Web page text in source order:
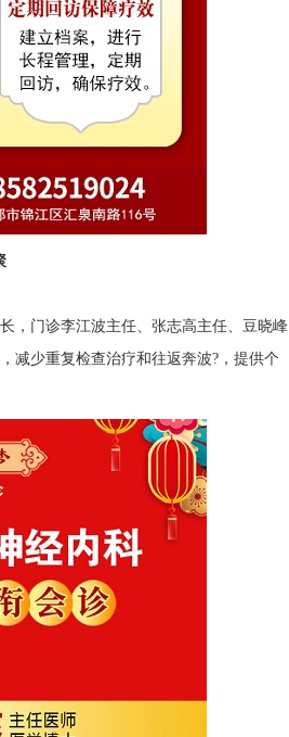
，门诊李江波主任、张志高主任、豆晓峰
减少重复检查治疗和往返奔波?，提供个